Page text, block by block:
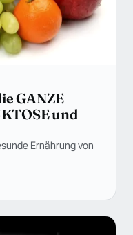
GANZE
und
Ernährung von